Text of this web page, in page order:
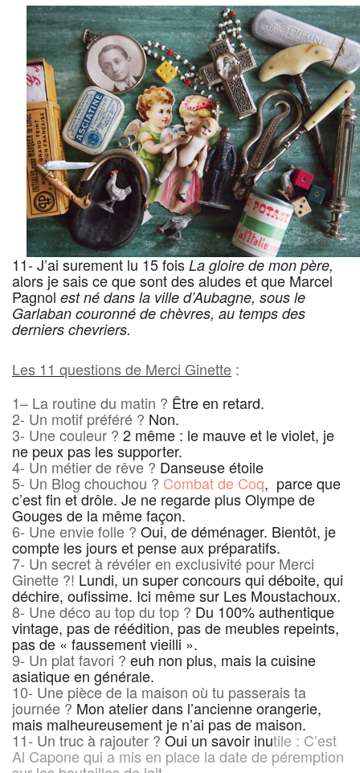
11- J’ai surement lu 15 fois La gloire de mon père,
alors je sais ce que sont des aludes et que Marcel
Pagnol est né dans la ville d’Aubagne, sous le
Garlaban couronné de chèvres, au temps des
derniers chevriers.
Les 11 questions de Merci Ginette :
1– La routine du matin ? Être en retard.
2- Un motif préféré ? Non.
3- Une couleur ? 2 même : le mauve et le violet, je
ne peux pas les supporter.
4- Un métier de rêve ? Danseuse étoile
5- Un Blog chouchou ? Combat de Coq, parce que
c’est fin et drôle. Je ne regarde plus Olympe de
Gouges de la même façon.
6- Une envie folle ? Oui, de déménager. Bientôt, je
compte les jours et pense aux préparatifs.
7- Un secret à révéler en exclusivité pour Merci
Ginette ?! Lundi, un super concours qui déboite, qui
déchire, oufissime. Ici même sur Les Moustachoux.
8- Une déco au top du top ? Du 100% authentique
vintage, pas de réédition, pas de meubles repeints,
pas de « faussement vieilli ».
9- Un plat favori ? euh non plus, mais la cuisine
asiatique en générale.
10- Une pièce de la maison où tu passerais ta
journée ? Mon atelier dans l’ancienne orangerie,
mais malheureusement je n’ai pas de maison.
11- Un truc à rajouter ? Oui un savoir inutile : C’est
Al Capone qui a mis en place la date de péremption